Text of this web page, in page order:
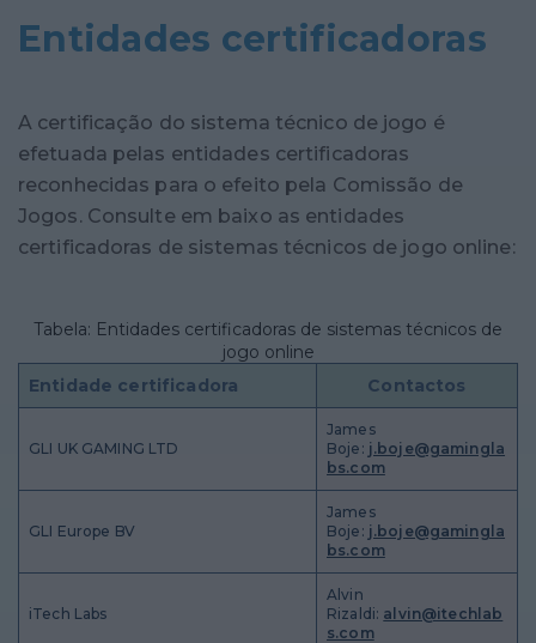
Entidades certificadoras
A certificação do sistema técnico de jogo é
efetuada pelas entidades certificadoras
reconhecidas para o efeito pela Comissão de
Jogos. Consulte em baixo as entidades
certificadoras de sistemas técnicos de jogo online:
Tabela: Entidades certificadoras de sistemas técnicos de
jogo online
Entidade certificadora
Contactos
GLI UK GAMING LTD
James
Boje: j.boje@gamingla
bs.com
GLI Europe BV
James
Boje: j.boje@gamingla
bs.com
iTech Labs
Alvin
Rizaldi: alvin@itechlab
s.com